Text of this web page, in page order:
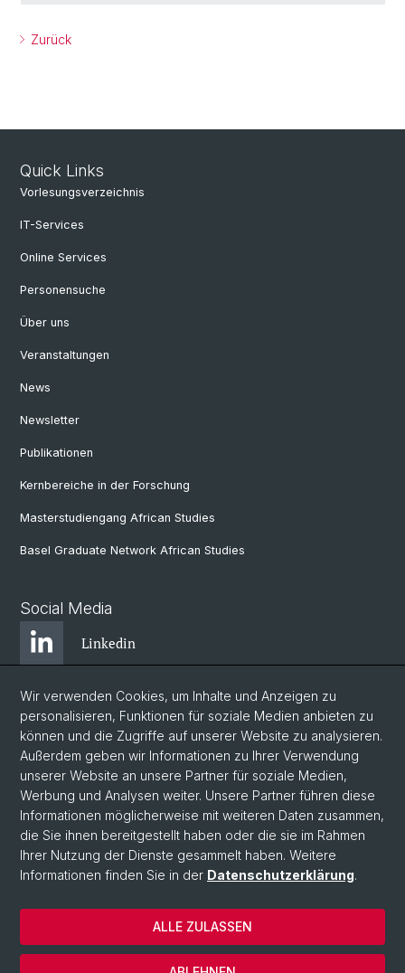
Zurück
Quick Links
Vorlesungsverzeichnis
IT-Services
Online Services
Personensuche
Über uns
Veranstaltungen
News
Newsletter
Publikationen
Kernbereiche in der Forschung
Masterstudiengang African Studies
Basel Graduate Network African Studies
Social Media
Linkedin
Bluesky
Instagram
Facebook
© Universität Basel
Zentrum für Afrikastudien Basel
Datenschutzerklärung
Wir verwenden Cookies, um Inhalte und Anzeigen zu
personalisieren, Funktionen für soziale Medien anbieten zu
können und die Zugriffe auf unserer Website zu analysieren.
Außerdem geben wir Informationen zu Ihrer Verwendung
unserer Website an unsere Partner für soziale Medien,
Werbung und Analysen weiter. Unsere Partner führen diese
Informationen möglicherweise mit weiteren Daten zusammen,
die Sie ihnen bereitgestellt haben oder die sie im Rahmen
Ihrer Nutzung der Dienste gesammelt haben. Weitere
Informationen finden Sie in der Datenschutzerklärung.
ALLE ZULASSEN